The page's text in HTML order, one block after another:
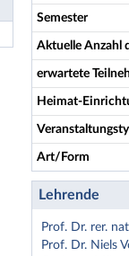
Semester
Aktuelle Anzahl
erwartete
Heimat-
Art/Form
Lehrende
Prof. Dr. rer.
Prof. Dr. Niels